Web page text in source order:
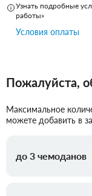
Узнать подробные
работы»
Условия оплаты
Пожалуйста,
Максимальное
можете добавить в
до 3 чемоданов